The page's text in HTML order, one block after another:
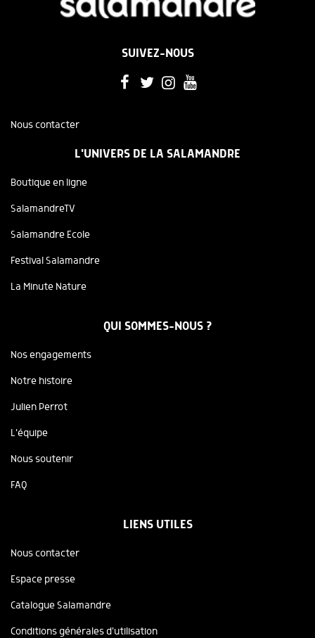
SUIVEZ-NOUS
Nous contacter
L'UNIVERS DE LA SALAMANDRE
Boutique en ligne
SalamandreTV
Salamandre Ecole
Festival Salamandre
La Minute Nature
QUI SOMMES-NOUS ?
Nos engagements
Notre histoire
Julien Perrot
L'équipe
Nous soutenir
FAQ
LIENS UTILES
Nous contacter
Espace presse
Catalogue Salamandre
Conditions générales d'utilisation